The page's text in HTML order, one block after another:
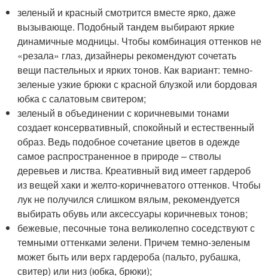
зеленый и красный смотрится вместе ярко, даже
вызывающе. Подобный тандем выбирают яркие
динамичные модницы. Чтобы комбинация оттенков не
«резала» глаз, дизайнеры рекомендуют сочетать
вещи пастельных и ярких тонов. Как вариант: темно-
зеленые узкие брюки с красной блузкой или бордовая
юбка с салатовым свитером;
зеленый в объединении с коричневыми тонами
создает консервативный, спокойный и естественный
образ. Ведь подобное сочетание цветов в одежде
самое распространенное в природе – стволы
деревьев и листва. Креативный вид имеет гардероб
из вещей хаки и желто-коричневатого оттенков. Чтобы
лук не получился слишком вялым, рекомендуется
выбирать обувь или аксессуары коричневых тонов;
бежевые, песочные тона великолепно соседствуют с
темными оттенками зелени. Причем темно-зеленым
может быть или верх гардероба (пальто, рубашка,
свитер) или низ (юбка, брюки);